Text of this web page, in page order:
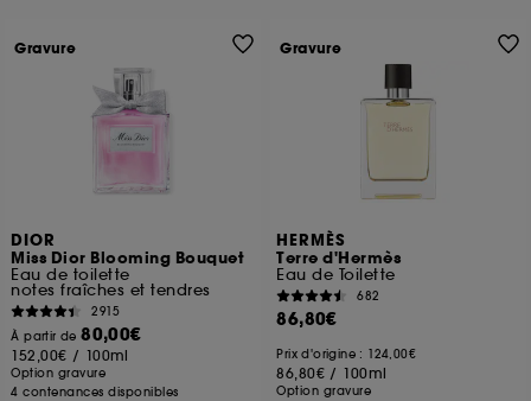
DIOR
Miss Dior Blooming Bouquet
Eau de toilette
notes fraîches et tendres
2915
À partir de80,00€
152,00€ / 100ml
Option gravure
4 contenances disponibles
Gravure
HERMÈS
Terre d'Hermès
Eau de Toilette
682
86,80€
Prix d'origine : 124,00€
86,80€ / 100ml
Option gravure
Gravure